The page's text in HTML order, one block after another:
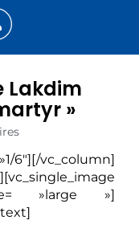
Lakdim
»
6″][/vc_column]
»large »]